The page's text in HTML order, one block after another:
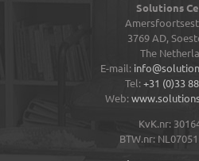
Solutions
3769 AD,
The
E-mail:
Tel: +31 (0)33
Web:
KvK.nr:
BTW.nr: